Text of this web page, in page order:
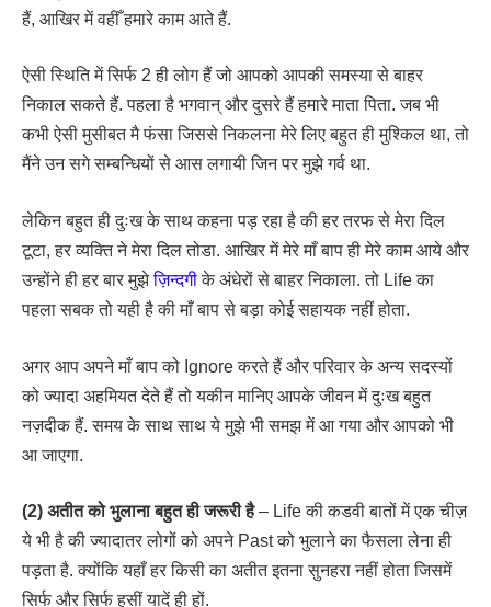
हैं, आखिर में वहीँ हमारे काम आते हैं.
ऐसी स्थिति में सिर्फ 2 ही लोग हैं जो आपको आपकी समस्या से बाहर
निकाल सकते हैं. पहला है भगवान् और दुसरे हैं हमारे माता पिता. जब भी
कभी ऐसी मुसीबत मै फंसा जिससे निकलना मेरे लिए बहुत ही मुश्किल था, तो
मैंने उन सगे सम्बन्धियों से आस लगायी जिन पर मुझे गर्व था.
लेकिन बहुत ही दुःख के साथ कहना पड़ रहा है की हर तरफ से मेरा दिल
टूटा, हर व्यक्ति ने मेरा दिल तोडा. आखिर में मेरे माँ बाप ही मेरे काम आये और
उन्होंने ही हर बार मुझेज़िन्दगीके अंधेरों से बाहर निकाला. तो Life का
पहला सबक तो यही है की माँ बाप से बड़ा कोई सहायक नहीं होता.
अगर आप अपने माँ बाप को Ignore करते हैं और परिवार के अन्य सदस्यों
को ज्यादा अहमियत देते हैं तो यकीन मानिए आपके जीवन में दुःख बहुत
नज़दीक हैं. समय के साथ साथ ये मुझे भी समझ में आ गया और आपको भी
आ जाएगा.
(2) अतीत को भुलाना बहुत ही जरूरी है– Life की कडवी बातों में एक चीज़
ये भी है की ज्यादातर लोगों को अपने Past को भुलाने का फैसला लेना ही
पड़ता है. क्योंकि यहाँ हर किसी का अतीत इतना सुनहरा नहीं होता जिसमें
सिर्फ और सिर्फ हसीं यादें ही हों.